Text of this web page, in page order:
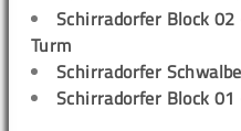
Schirradorfer Block
Turm
Schirradorfer
Schirradorfer Block